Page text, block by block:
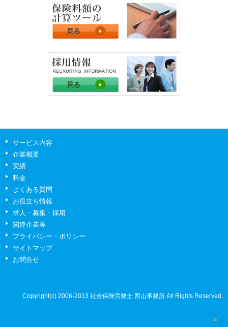
サービス内容
企業概要
実績
料金
よくある質問
お役立ち情報
求人・募集・採用
関連企業等
プライバシー・ポリシー
サイトマップ
お問合せ
Copyright(c) 2006-2013 社会保険労務士 西山事務所 All Rights Reserved.